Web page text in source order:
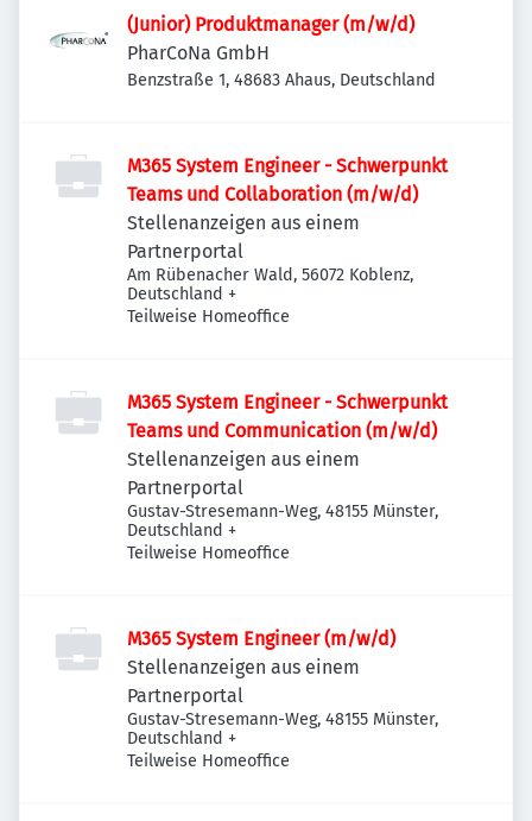
(Junior) Produktmanager (m/w/d)
PharCoNa GmbH
Benzstraße 1, 48683 Ahaus, Deutschland
M365 System Engineer - Schwerpunkt
Teams und Collaboration (m/w/d)
Stellenanzeigen aus einem
Partnerportal
Am Rübenacher Wald, 56072 Koblenz,
Deutschland +
Teilweise Homeoffice
M365 System Engineer - Schwerpunkt
Teams und Communication (m/w/d)
Stellenanzeigen aus einem
Partnerportal
Gustav-Stresemann-Weg, 48155 Münster,
Deutschland +
Teilweise Homeoffice
M365 System Engineer (m/w/d)
Stellenanzeigen aus einem
Partnerportal
Gustav-Stresemann-Weg, 48155 Münster,
Deutschland +
Teilweise Homeoffice